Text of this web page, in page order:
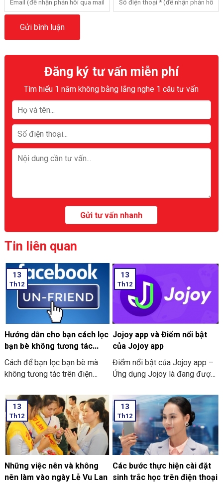
Đăng ký tư vấn miễn phí
Tìm hiểu 1 năm không bằng lắng nghe 1 câu tư vấn
Tin liên quan
13
Th12
Hướng dẫn cho bạn cách lọc
bạn bè không tương tác
trên Facebook nhanh nhất
2024
Cách để bạn lọc bạn bè mà
không tương tác trên điện
13
Th12
Jojoy app và Điểm nổi bật
của Jojoy app
Điểm nổi bật của Jojoy app –
Ứng dụng Jojoy là đang được
đồng người yêu thích các trò
chơi điện tử ở trên điện thoại
di động.
13
Th12
Những việc nên và không
nên làm vào ngày Lễ Vu Lan
13
Th12
Các bước thực hiện cài đặt
sinh trắc học trên điện thoại